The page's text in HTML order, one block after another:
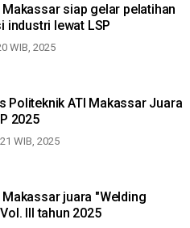
Makassar siap gelar pelatihan
industri lewat LSP
WIB, 2025
Politeknik ATI Makassar Juara
2025
WIB, 2025
Makassar juara "Welding
III tahun 2025